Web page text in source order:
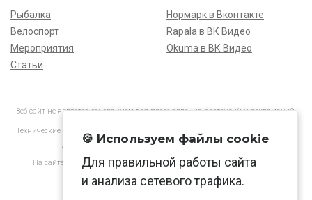
Рыбалка
Велоспорт
Мероприятия
Статьи
Нормарк в Вконтакте
Rapala в ВК Видео
Okuma в ВК Видео
Веб-сайт не является основанием для предъявления претензий и рекламаций,
Технические характеристики товаров могут отличаться от указанных на сайте.
АО «Нормарк» ИНН 7728172512 ОГРН 1037739603505
На сайте применяютсярекомендательные технологиив соответствии
🍪 Используем файлы cookie
Для правильной работы сайта
и анализа сетевого трафика.